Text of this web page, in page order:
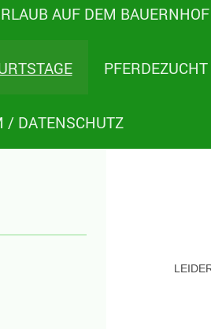
AUF DEM BAUERNHOF
/ DATENSCHUTZ